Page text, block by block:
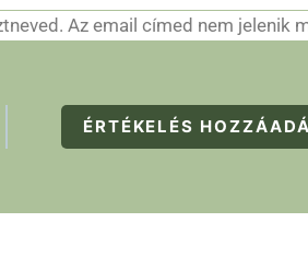
Az email címed nem jelenik
ÉRTÉKELÉS